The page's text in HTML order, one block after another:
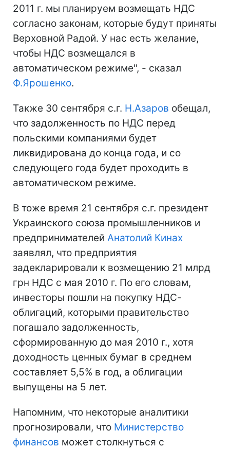
2011 г. мы планируем возмещать НДС
согласно законам, которые будут приняты
Верховной Радой. У нас есть желание,
чтобы НДС возмещался в
автоматическом режиме", - сказал
Ф.Ярошенко.
Также 30 сентября с.г. Н.Азаров обещал,
что задолженность по НДС перед
польскими компаниями будет
ликвидирована до конца года, и со
следующего года будет проходить в
автоматическом режиме.
В тоже время 21 сентября с.г. президент
Украинского союза промышленников и
предпринимателей Анатолий Кинах
заявлял, что предприятия
задекларировали к возмещению 21 млрд
грн НДС с мая 2010 г. По его словам,
инвесторы пошли на покупку НДС-
облигаций, которыми правительство
погашало задолженность,
сформированную до мая 2010 г., хотя
доходность ценных бумаг в среднем
составляет 5,5% в год, а облигации
выпущены на 5 лет.
Напомним, что некоторые аналитики
прогнозировали, что Министерство
финансов может столкнуться с